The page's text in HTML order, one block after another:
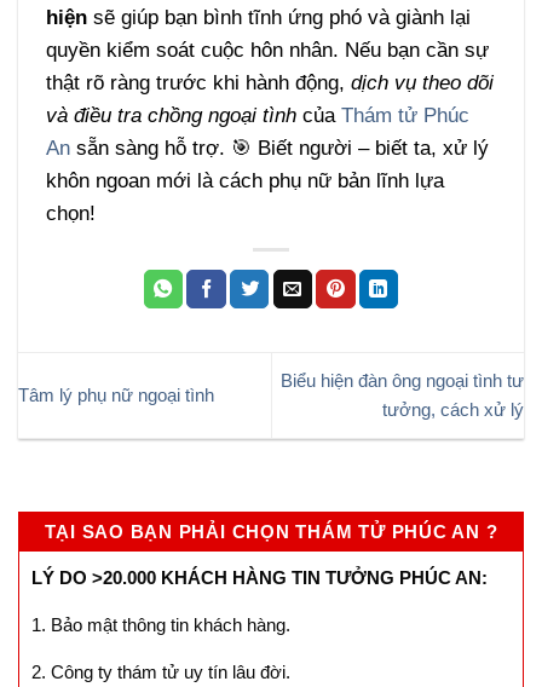
hiện sẽ giúp bạn bình tĩnh ứng phó và giành lại
quyền kiểm soát cuộc hôn nhân. Nếu bạn cần sự
thật rõ ràng trước khi hành động,dịch vụ theo dõi
và điều tra chồng ngoại tình củaThám tử Phúc
An sẵn sàng hỗ trợ. 🎯 Biết người – biết ta, xử lý
khôn ngoan mới là cách phụ nữ bản lĩnh lựa
chọn!
Tâm lý phụ nữ ngoại tình
Biểu hiện đàn ông ngoại tình tư
tưởng, cách xử lý
TẠI SAO BẠN PHẢI CHỌN THÁM TỬ PHÚC AN ?
LÝ DO >20.000 KHÁCH HÀNG TIN TƯỞNG PHÚC AN:
1. Bảo mật thông tin khách hàng.
2. Công ty thám tử uy tín lâu đời.